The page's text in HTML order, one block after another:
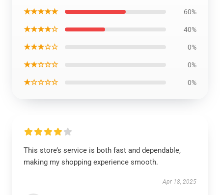
★★★★★ 60%
★★★★☆ 40%
★★★☆☆ 0%
★★☆☆☆ 0%
★☆☆☆☆ 0%
This store’s service is both fast and dependable,
making my shopping experience smooth.
Apr 18, 2025